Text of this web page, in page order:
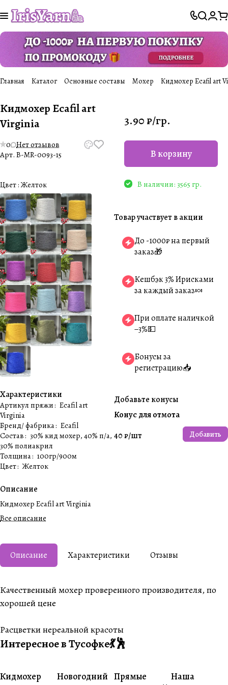
Главная Каталог Основные составы Мохер Кидмохер Ecafil art
Кидмохер Ecafil art
Virginia
0 Нет отзывов
Арт. B-MR-0093-15
Цвет : Желток
Характеристики
Артикул пряжи: Ecafil art
Virginia
Бренд/ фабрика: Ecafil
Состав: 30% кид мохер, 40% п/а,
30% полиакрил
Толщина: 100гр/900м
Цвет: Желток
Описание
Кидмохер Ecafil art Virginia
Все описание
3.90 ₽/гр.
В корзину
В наличии: 3565 гр.
Товар участвует в акции
До -1000₽ на первый
заказ🎁
Кешбэк 3% Ирисками
за каждый заказ🍬
При оплате наличкой
−3%💵
Бонусы за
регистрацию📥
Добавьте конусы
Конус для отмота
40 ₽/шт Добавить
Описание Характеристики Отзывы
Качественный мохер проверенного производителя, по
хорошей цене
Расцветки нереальной красоты
Интересное в Тусофке💃🕺
#О пряже
Кидмохер
#Совместники
Новогодний
#Житуха
Прямые
Наша